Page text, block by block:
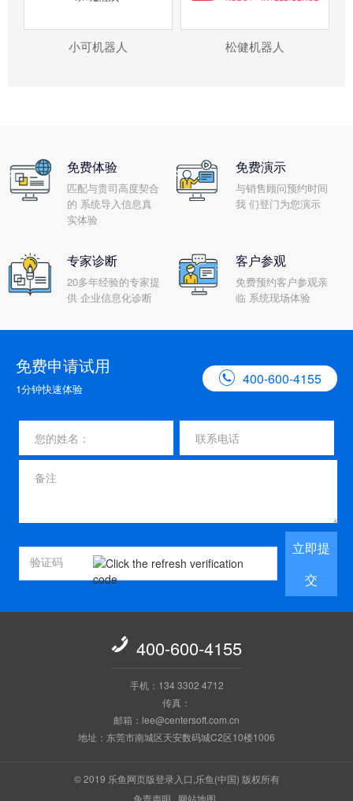
小可机器人 松健机器人
免费体验
匹配与贵司高度契合
的 系统导入信息真
实体验
免费演示
与销售顾问预约时间
我 们登门为您演示
专家诊断
20多年经验的专家提
供 企业信息化诊断
客户参观
免费预约客户参观亲
临 系统现场体验
免费申请试用
1分钟快速体验
 400-600-4155
立即提
交
 400-600-4155
手机：134 3302 4712
传真：
邮箱：lee@centersoft.com.cn
地址：东莞市南城区天安数码城C2区10楼1006
© 2019 乐鱼网页版登录入口,乐鱼(中国) 版权所有
免责声明
网站地图